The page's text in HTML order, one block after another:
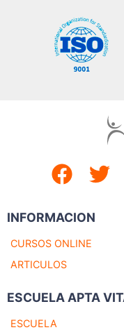
INFORMACION
CURSOS ONLINE
ARTICULOS
ESCUELA APTA
ESCUELA